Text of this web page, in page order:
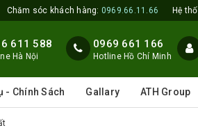
Chăm sóc khách hàng: 0969.66.11.66 Hệ
611 588
Hà Nội
0969 661 166
Hotline Hồ Chí Minh
- Chính Sách Gallary ATH Group